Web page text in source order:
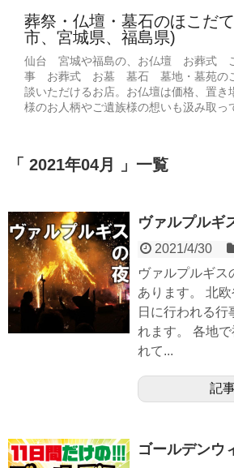
葬祭・仏壇・墓石のほこだ
市、宮城県、福島県)
仙台 宮城や福島の、お仏壇 お葬式
事 お葬式 お墓 墓石 墓地・墓苑のこ
談いただけるお店。お仏壇は価格、置き
様のお人柄やご遺族様の想いも汲み取っ
2021年04月 一覧
ヴァルプルギ
2021/4/30
ヴァルプルギス
あります。 北
日に行われる行
れます。 各地
れて...
記
ゴールデンウ